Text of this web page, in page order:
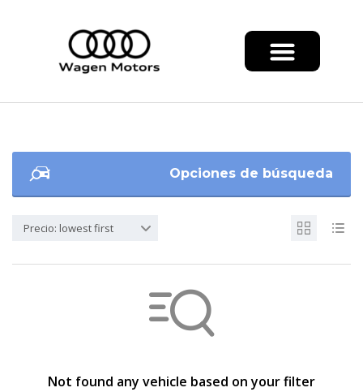
Opciones de búsqueda
Precio: lowest first
Not found any vehicle based on your filter